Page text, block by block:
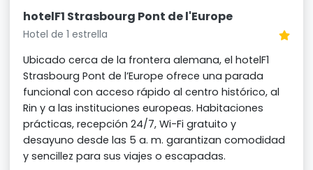
hotelF1 Strasbourg Pont de l'Europe
Hotel de 1 estrella
Ubicado cerca de la frontera alemana, el hotelF1
Strasbourg Pont de l’Europe ofrece una parada
funcional con acceso rápido al centro histórico, al
Rin y a las instituciones europeas. Habitaciones
prácticas, recepción 24/7, Wi-Fi gratuito y
desayuno desde las 5 a. m. garantizan comodidad
y sencillez para sus viajes o escapadas.